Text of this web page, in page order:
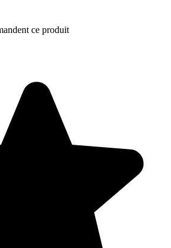
ce produit